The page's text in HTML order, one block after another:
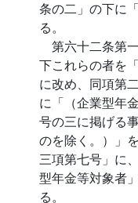
条の二」の下に
る。
第六十二条第
下これらの者を
に改め、同項第
に「（企業型年
号の三に掲げる
のを除く。）」
三項第七号」に
型年金等対象者
る。